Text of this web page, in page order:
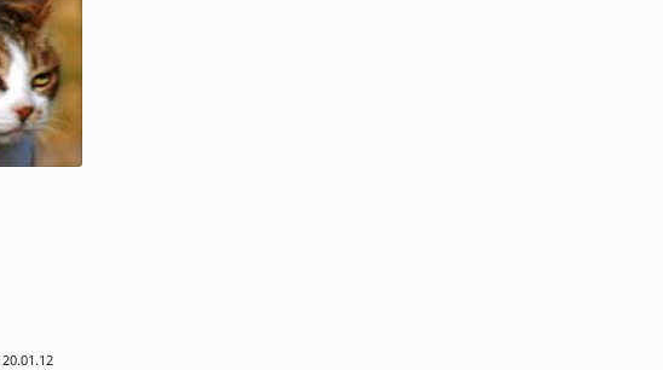
20.01.12